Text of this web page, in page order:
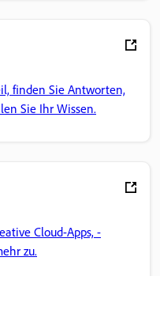
finden Sie Antworten,
Sie Ihr Wissen.
Cloud-Apps, -
zu.